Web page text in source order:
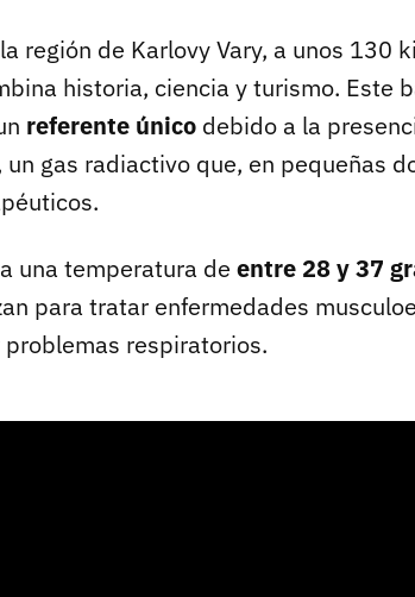
región de Karlovy Vary, a unos 130
historia, ciencia y turismo. Este
referente único debido a la
gas radiactivo que, en pequeñas
una temperatura de entre 28 y 37
para tratar enfermedades
respiratorios.